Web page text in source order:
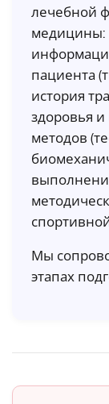
лечебной
медицины:
пациента
история
здоровья и
методов
Мы
этапах